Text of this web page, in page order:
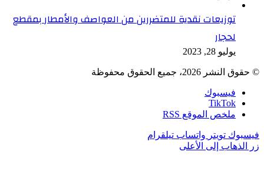
توزيعات نقدية للمتضررين من العواصف والأمطار بمقطع
لحجار
يوليو 28, 2023
© حقوق النشر 2026، جميع الحقوق محفوظة
فيسبوك
TikTok
ملخص الموقع RSS
فيسبوك تويتر واتساب تيلقرام
زر الذهاب إلى الأعلى